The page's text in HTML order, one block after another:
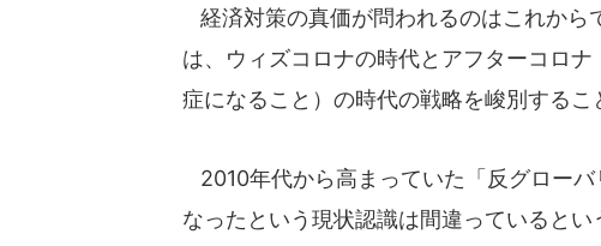
経済対策の真価が問われるのはこれから
は、ウィズコロナの時代とアフターコロ
症になること）の時代の戦略を峻別するこ
2010年代から高まっていた「反グロー
なったという現状認識は間違っていると